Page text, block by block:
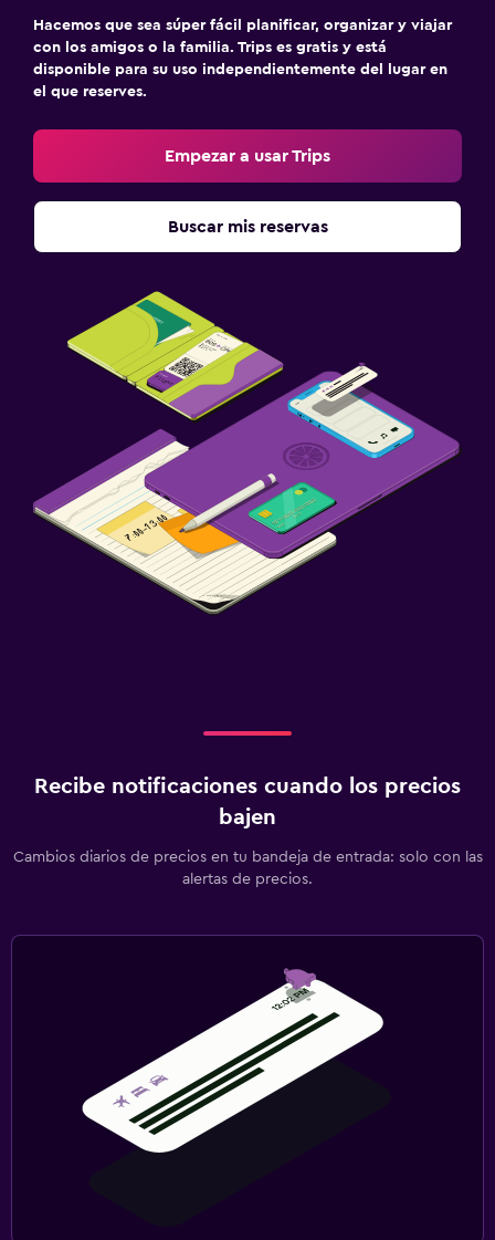
Hacemos que sea súper fácil planificar, organizar y viajar
con los amigos o la familia. Trips es gratis y está
disponible para su uso independientemente del lugar en
el que reserves.
Empezar a usar Trips
Buscar mis reservas
Recibe notificaciones cuando los precios
bajen
Cambios diarios de precios en tu bandeja de entrada: solo con las
alertas de precios.